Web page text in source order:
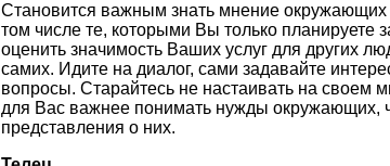
Становится важным знать мнение окружающих
том числе те, которыми Вы только планируете
оценить значимость Ваших услуг для других
самих. Идите на диалог, сами задавайте
вопросы. Старайтесь не настаивать на своем
для Вас важнее понимать нужды окружающих,
представления о них.